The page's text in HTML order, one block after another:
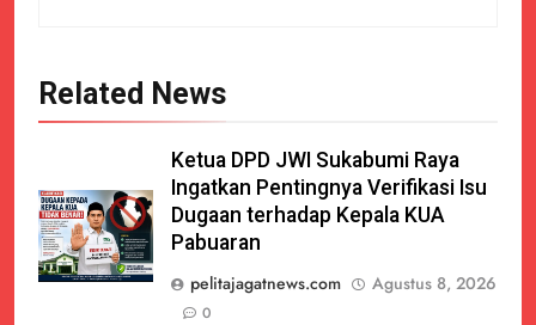
Related News
Ketua DPD JWI Sukabumi Raya
Ingatkan Pentingnya Verifikasi Isu
Dugaan terhadap Kepala KUA
Pabuaran
pelitajagatnews.com
Agustus 8, 2026
0